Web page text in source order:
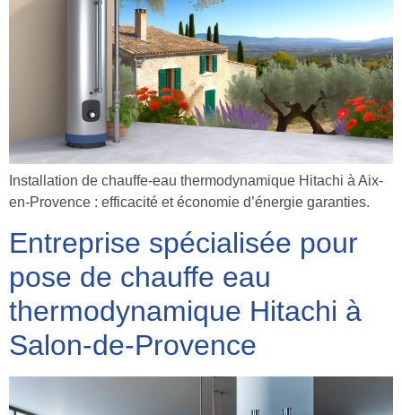
Installation de chauffe-eau thermodynamique Hitachi à Aix-
en-Provence : efficacité et économie d’énergie garanties.
Entreprise spécialisée pour
pose de chauffe eau
thermodynamique Hitachi à
Salon-de-Provence